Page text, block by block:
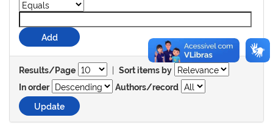
Results/Page | Sort items by
In order
Authors/record